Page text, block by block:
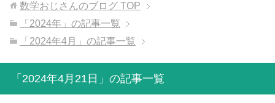
数学おじさんのブログ TOP
「2024年」の記事一覧
「2024年4月」の記事一覧
「2024年4月21日」の記事一覧